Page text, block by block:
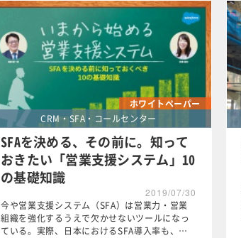
ホワイトペーパー
CRM・SFA・コールセンター
SFAを決める、その前に。知って
おきたい「営業支援システム」10
の基礎知識
2019/07/30
今や営業支援システム（SFA）は営業力・営業
組織を強化するうえで欠かせないツールになっ
ている。実際、日本におけるSFA導入率も、…